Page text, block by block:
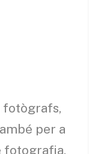
fotògrafs,
per a
fotografia.